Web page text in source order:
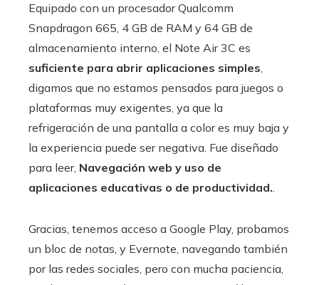
Equipado con un procesador Qualcomm
Snapdragon 665, 4 GB de RAM y 64 GB de
almacenamiento interno, el Note Air 3C es
suficiente para abrir aplicaciones simples,
digamos que no estamos pensados ​​para juegos o
plataformas muy exigentes, ya que la
refrigeración de una pantalla a color es muy baja y
la experiencia puede ser negativa. Fue diseñado
para leer, Navegación web y uso de
aplicaciones educativas o de productividad..
Gracias, tenemos acceso a Google Play, probamos
un bloc de notas, y Evernote, navegando también
por las redes sociales, pero con mucha paciencia,